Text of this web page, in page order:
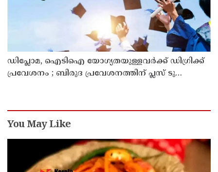
ഡിപ്ലോമ, ഐടിഐ യോഗ്യതയുള്ളവര്‍ക്ക് ഡിഗ്രിക്ക്
പ്രവേശനം ; ബിരുദ പ്രവേശനത്തിന് പ്ലസ് ടു
നിര്‍ബന്ധമില്ല; ഉത്തരവ് പുറത്തിറക്കി ഉന്നത
വിദ്യാഭ്യാസ വകുപ്പ്